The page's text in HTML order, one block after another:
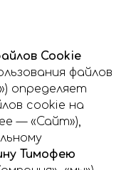
Cookie
файлов
определяет
cookie на
— «Сайт»),
Тимофею